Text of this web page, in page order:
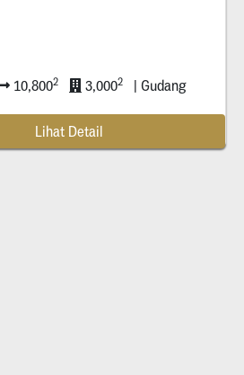
10,8002 3,0002 | Gudang
Lihat Detail